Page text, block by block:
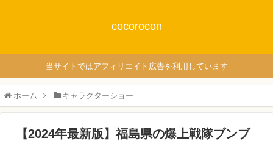
cocorocon
当サイトではアフィリエイト広告を利用しています
ホーム キャラクターショー
【2024年最新版】福島県の爆上戦隊ブンブ